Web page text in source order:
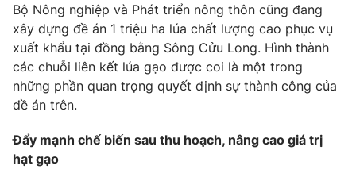
Theo dõi báo trên
Cơ quan chủ quản:Đài Truyền hình Việt Nam
Cơ quan báo chí:
Thời báo VTV
Giấy phép hoạt động báo in và báo điện tử số 483/GP-BTTTT
Tổng Biên tập:Vũ Thanh Thủy
Phó Tổng Biên tập:
Bộ Nông nghiệp và Phát triển nông thôn cũng đang
xây dựng đề án 1 triệu ha lúa chất lượng cao phục vụ
xuất khẩu tại đồng bằng Sông Cửu Long. Hình thành
các chuỗi liên kết lúa gạo được coi là một trong
những phần quan trọng quyết định sự thành công của
đề án trên.
Đẩy mạnh chế biến sau thu hoạch, nâng cao giá trị
hạt gạo